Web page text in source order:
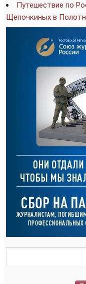
Путешествие по
Щепочкиных в